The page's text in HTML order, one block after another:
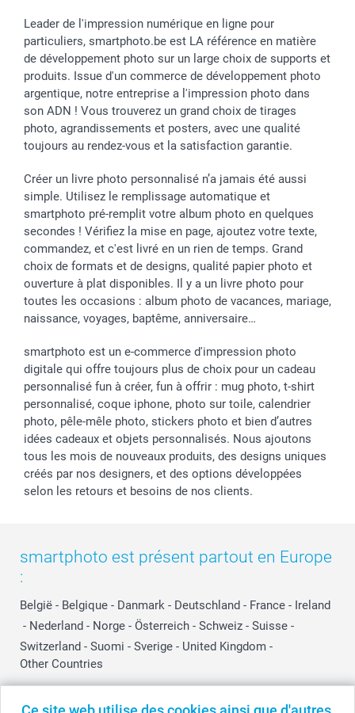
Leader de l'impression numérique en ligne pour
particuliers, smartphoto.be est LA référence en matière
de développement photo sur un large choix de supports et
produits. Issue d'un commerce de développement photo
argentique, notre entreprise a l'impression photo dans
son ADN ! Vous trouverez un grand choix de tirages
photo, agrandissements et posters, avec une qualité
toujours au rendez-vous et la satisfaction garantie.
Créer un livre photo personnalisé n’a jamais été aussi
simple. Utilisez le remplissage automatique et
smartphoto pré-remplit votre album photo en quelques
secondes ! Vérifiez la mise en page, ajoutez votre texte,
commandez, et c'est livré en un rien de temps. Grand
choix de formats et de designs, qualité papier photo et
ouverture à plat disponibles. Il y a un livre photo pour
toutes les occasions : album photo de vacances, mariage,
naissance, voyages, baptême, anniversaire…
smartphoto est un e-commerce d'impression photo
digitale qui offre toujours plus de choix pour un cadeau
personnalisé fun à créer, fun à offrir : mug photo, t-shirt
personnalisé, coque iphone, photo sur toile, calendrier
photo, pêle-mêle photo, stickers photo et bien d’autres
idées cadeaux et objets personnalisés. Nous ajoutons
tous les mois de nouveaux produits, des designs uniques
créés par nos designers, et des options développées
selon les retours et besoins de nos clients.
smartphoto est présent partout en Europe
:
België - Belgique - Danmark - Deutschland - France - Ireland
- Nederland - Norge - Österreich - Schweiz - Suisse -
Switzerland - Suomi - Sverige - United Kingdom -
Other Countries